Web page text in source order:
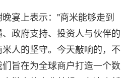
宴上表示："商米能够走到
政府支持、投资人与伙伴的
人的坚守。今天敲响的，不
旨在为全球商户打造一个数